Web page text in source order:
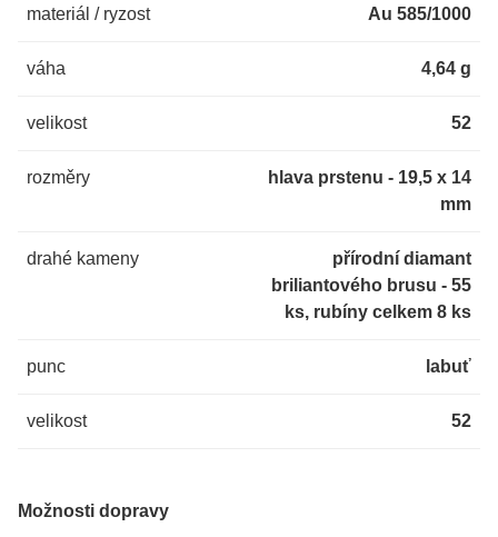
materiál / ryzost Au 585/1000
váha 4,64 g
velikost 52
rozměry
hlava prstenu - 19,5 x 14
mm
drahé kameny
přírodní diamant
briliantového brusu - 55
ks, rubíny celkem 8 ks
punc labuť
velikost 52
Možnosti dopravy